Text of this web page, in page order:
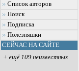
Список авторов
Поиск
Подписка
Полезняшки
СЕЙЧАС НА САЙТЕ
+ ещё 109 неизвестных